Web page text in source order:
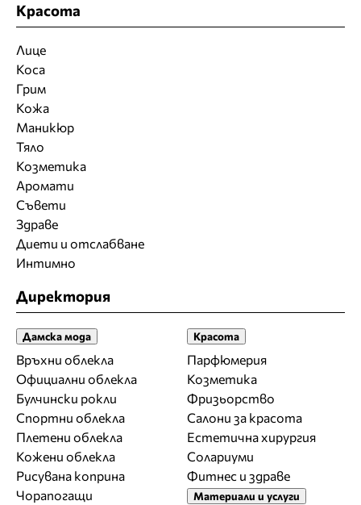
Красота
Лице
Коса
Грим
Кожа
Маникюр
Тяло
Козметика
Аромати
Съвети
Здраве
Диети и отслабване
Интимно
Директория
Дамска мода
Връхни облекла
Официални облекла
Булчински рокли
Спортни облекла
Плетени облекла
Кожени облекла
Рисувана коприна
Чорапогащи
Красота
Парфюмерия
Козметика
Фризьорство
Салони за красота
Естетична хирургия
Солариуми
Фитнес и здраве
Материали и услуги